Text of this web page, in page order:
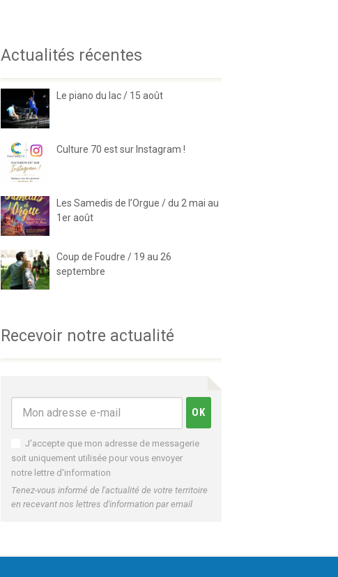
Actualités récentes
Le piano du lac / 15 août
Culture 70 est sur Instagram !
Les Samedis de l’Orgue / du 2 mai au
1er août
Coup de Foudre / 19 au 26
septembre
Recevoir notre actualité
J'accepte que mon adresse de messagerie
soit uniquement utilisée pour vous envoyer
notre lettre d'information
Tenez-vous informé de l'actualité de votre territoire
en recevant nos lettres d'information par email